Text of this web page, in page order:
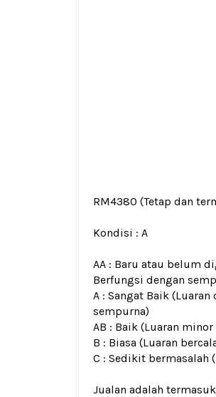
RM4380 (Tetap dan
Kondisi : A
AA : Baru atau belum
Berfungsi dengan
A : Sangat Baik
sempurna)
AB : Baik (Luaran
B : Biasa (Luaran
C : Sedikit bermasalah
Jualan adalah